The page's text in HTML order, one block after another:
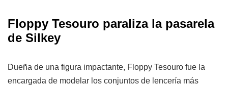
Floppy Tesouro paraliza la pasarela
de Silkey
Dueña de una figura impactante, Floppy Tesouro fue la
encargada de modelar los conjuntos de lencería más